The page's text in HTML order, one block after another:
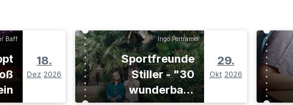
Baff
18.
Dez 2026
Ingo Pertramer
Sportfreunde
Stiller - "30
wunderbare
29.
Okt 2026